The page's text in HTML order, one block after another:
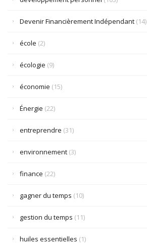
Devenir Financièrement Indépendant (14)
école (2)
écologie (9)
économie (15)
Énergie (22)
entreprendre (31)
environnement (3)
finance (22)
gagner du temps (10)
gestion du temps (11)
huiles essentielles (1)